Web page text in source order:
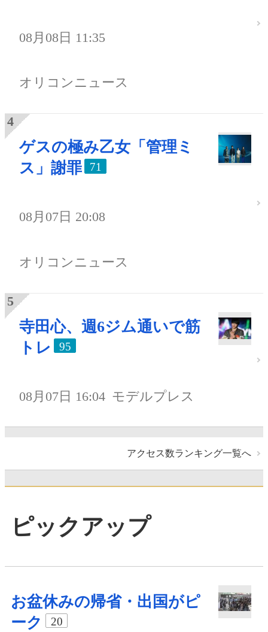
08月08日 11:35
オリコンニュース
ゲスの極み乙女「管理ミ
ス」謝罪
71
08月07日 20:08
オリコンニュース
寺田心、週6ジム通いで筋
トレ
95
08月07日 16:04 モデルプレス
アクセス数ランキング一覧へ
ピックアップ
お盆休みの帰省・出国がピ
ーク
20